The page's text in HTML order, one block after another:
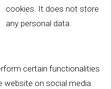
cookies. It does not store
any personal data.
certain functionalities
website on social media